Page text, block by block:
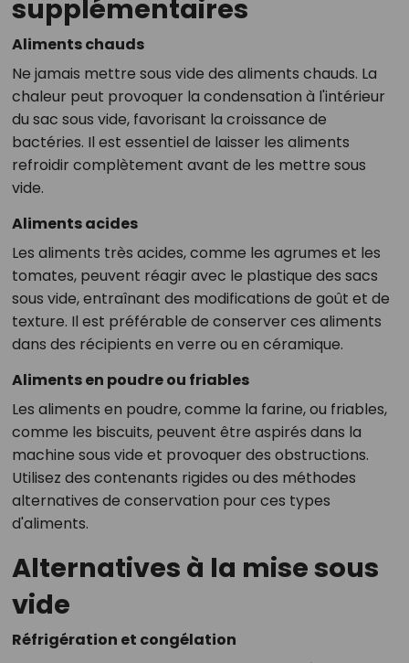
supplémentaires
Aliments chauds
Ne jamais mettre sous vide des aliments chauds. La
chaleur peut provoquer la condensation à l'intérieur
du sac sous vide, favorisant la croissance de
bactéries. Il est essentiel de laisser les aliments
refroidir complètement avant de les mettre sous
vide.
Aliments acides
Les aliments très acides, comme les agrumes et les
tomates, peuvent réagir avec le plastique des sacs
sous vide, entraînant des modifications de goût et de
texture. Il est préférable de conserver ces aliments
dans des récipients en verre ou en céramique.
Aliments en poudre ou friables
Les aliments en poudre, comme la farine, ou friables,
comme les biscuits, peuvent être aspirés dans la
machine sous vide et provoquer des obstructions.
Utilisez des contenants rigides ou des méthodes
alternatives de conservation pour ces types
d'aliments.
Alternatives à la mise sous
vide
Réfrigération et congélation